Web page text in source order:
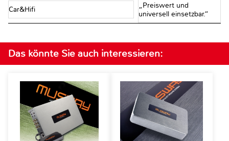
Car&Hifi
„Preiswert und
universell einsetzbar.“
Das könnte Sie auch interessieren: